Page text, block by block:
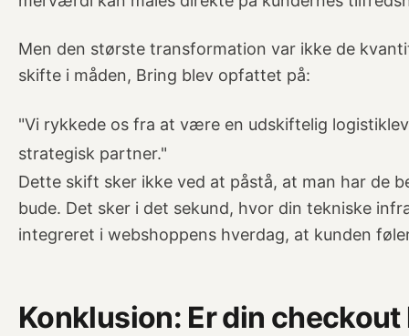
Men den største transformation var ikke de
skifte i måden, Bring blev opfattet på:
"Vi rykkede os fra at være en udskiftelig
strategisk partner."
Dette skift sker ikke ved at påstå, at man har de
bude. Det sker i det sekund, hvor din tekniske
integreret i webshoppens hverdag, at kunden
Konklusion: Er din